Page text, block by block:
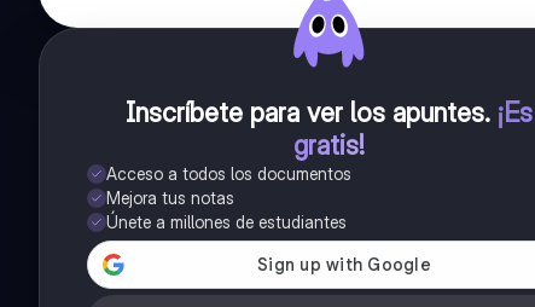
Inscríbete para ver los apuntes. ¡Es
gratis!
Acceso a todos los documentos
Mejora tus notas
Únete a millones de estudiantes